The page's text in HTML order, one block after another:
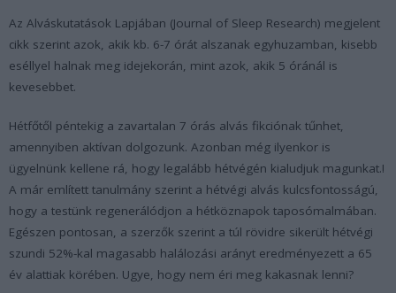
Az Alváskutatások Lapjában (Journal of Sleep Research) megjelent
cikk szerint azok, akik kb. 6-7 órát alszanak egyhuzamban, kisebb
eséllyel halnak meg idejekorán, mint azok, akik 5 óránál is
kevesebbet.
Hétfőtől péntekig a zavartalan 7 órás alvás fikciónak tűnhet,
amennyiben aktívan dolgozunk. Azonban még ilyenkor is
ügyelnünk kellene rá, hogy legalább hétvégén kialudjuk magunkat.!
A már említett tanulmány szerint a hétvégi alvás kulcsfontosságú,
hogy a testünk regenerálódjon a hétköznapok taposómalmában.
Egészen pontosan, a szerzők szerint a túl rövidre sikerült hétvégi
szundi 52%-kal magasabb halálozási arányt eredményezett a 65
év alattiak körében. Ugye, hogy nem éri meg kakasnak lenni?